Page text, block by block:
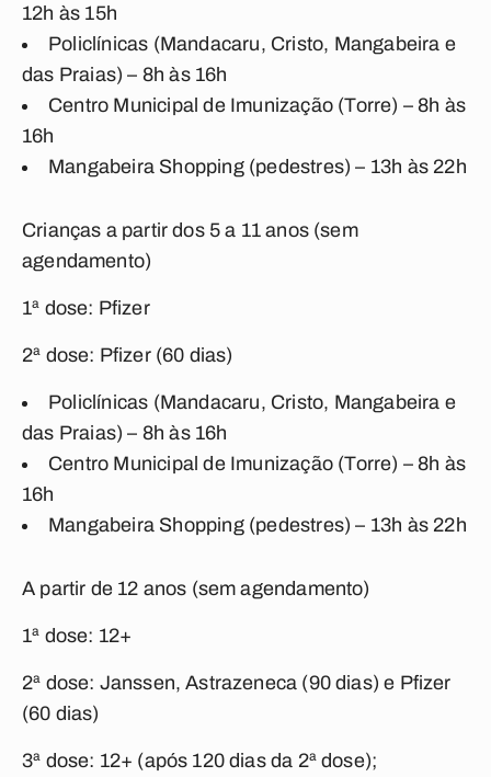
12h às 15h
Policlínicas (Mandacaru, Cristo, Mangabeira e
das Praias) – 8h às 16h
Centro Municipal de Imunização (Torre) – 8h às
16h
Mangabeira Shopping (pedestres) – 13h às 22h
Crianças a partir dos 5 a 11 anos (sem
agendamento)
1ª dose: Pfizer
2ª dose: Pfizer (60 dias)
Policlínicas (Mandacaru, Cristo, Mangabeira e
das Praias) – 8h às 16h
Centro Municipal de Imunização (Torre) – 8h às
16h
Mangabeira Shopping (pedestres) – 13h às 22h
A partir de 12 anos (sem agendamento)
1ª dose: 12+
2ª dose: Janssen, Astrazeneca (90 dias) e Pfizer
(60 dias)
3ª dose: 12+ (após 120 dias da 2ª dose);